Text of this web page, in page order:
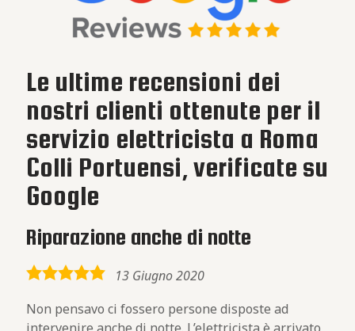
Le ultime recensioni dei
nostri clienti ottenute per il
servizio elettricista a Roma
Colli Portuensi, verificate su
Google
Riparazione anche di notte
5,0
13 Giugno 2020
Non pensavo ci fossero persone disposte ad